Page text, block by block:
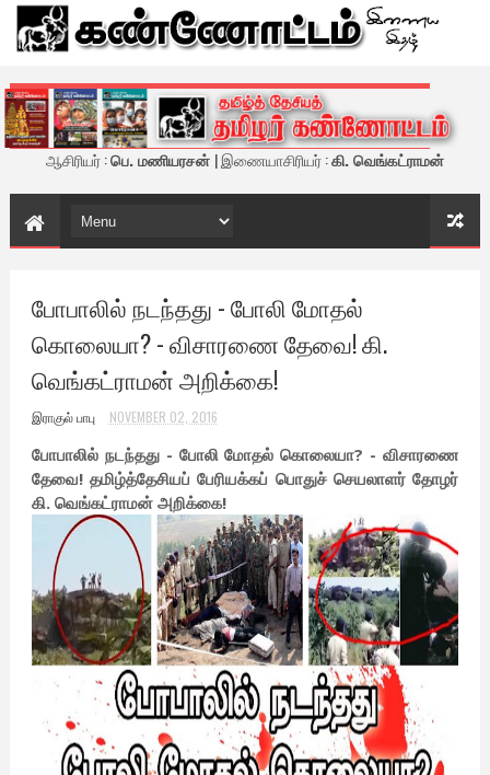
கண்ணோட்டம் - இணைய இதழ்
ஆசிரியர் :பெ. மணியரசன் | இணையாசிரியர் :கி. வெங்கட்ராமன்
போபாலில் நடந்தது - போலி மோதல்
கொலையா? - விசாரணை தேவை! கி.
வெங்கட்ராமன் அறிக்கை!
இராகுல் பாபு NOVEMBER 02, 2016
போபாலில் நடந்தது - போலி மோதல் கொலையா? - விசாரணை
தேவை! தமிழ்த்தேசியப் பேரியக்கப் பொதுச் செயலாளர் தோழர்
கி. வெங்கட்ராமன் அறிக்கை!